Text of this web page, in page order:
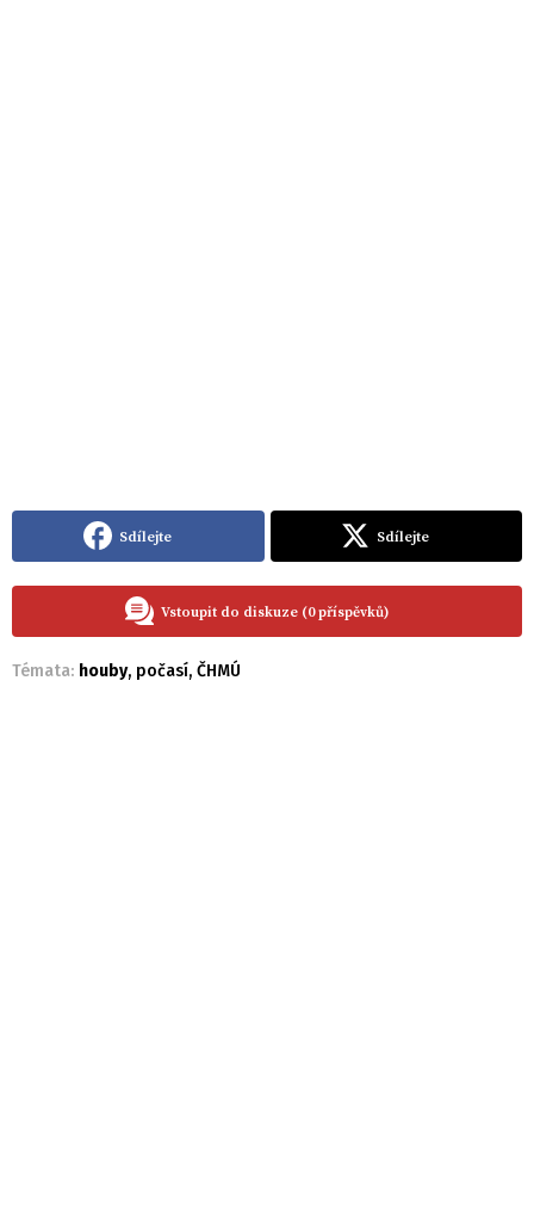
Sdílejte Sdílejte
Vstoupit do diskuze (0 příspěvků)
Témata: houby, počasí, ČHMÚ